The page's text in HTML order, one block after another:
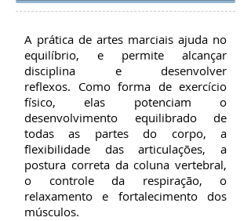
A prática de artes marciais ajuda no
equilíbrio, e permite alcançar
disciplina e desenvolver
reflexos. Como forma de exercício
físico, elas potenciam o
desenvolvimento equilibrado de
todas as partes do corpo, a
flexibilidade das articulações, a
postura correta da coluna vertebral,
o controle da respiração, o
relaxamento e fortalecimento dos
músculos.